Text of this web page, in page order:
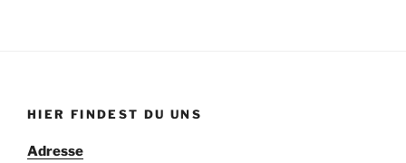
HIER FINDEST DU UNS
Adresse